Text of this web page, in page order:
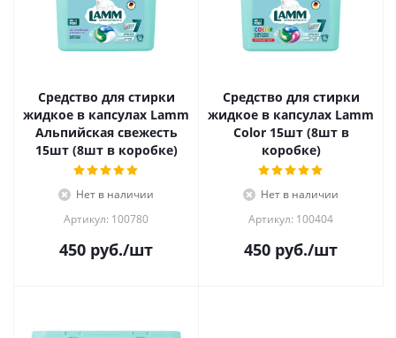
Средство для стирки
жидкое в капсулах Lamm
Альпийская свежесть
15шт (8шт в коробке)
Нет в наличии
Артикул: 100780
450 руб./шт
Средство для стирки
жидкое в капсулах Lamm
Color 15шт (8шт в
коробке)
Нет в наличии
Артикул: 100404
450 руб./шт